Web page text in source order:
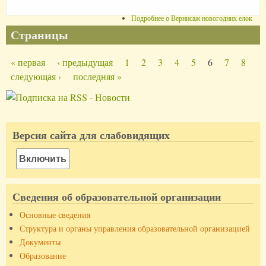
Подробнеео Вернисаж новогодних елок
Страницы
« первая ‹ предыдущая 1 2 3 4 5 6 7
8
следующая ›
последняя »
Версия сайта для слабовидящих
Включить
Сведения об образовательной организации
Основные сведения
Структура и органы управления образовательной организацией
Документы
Образование